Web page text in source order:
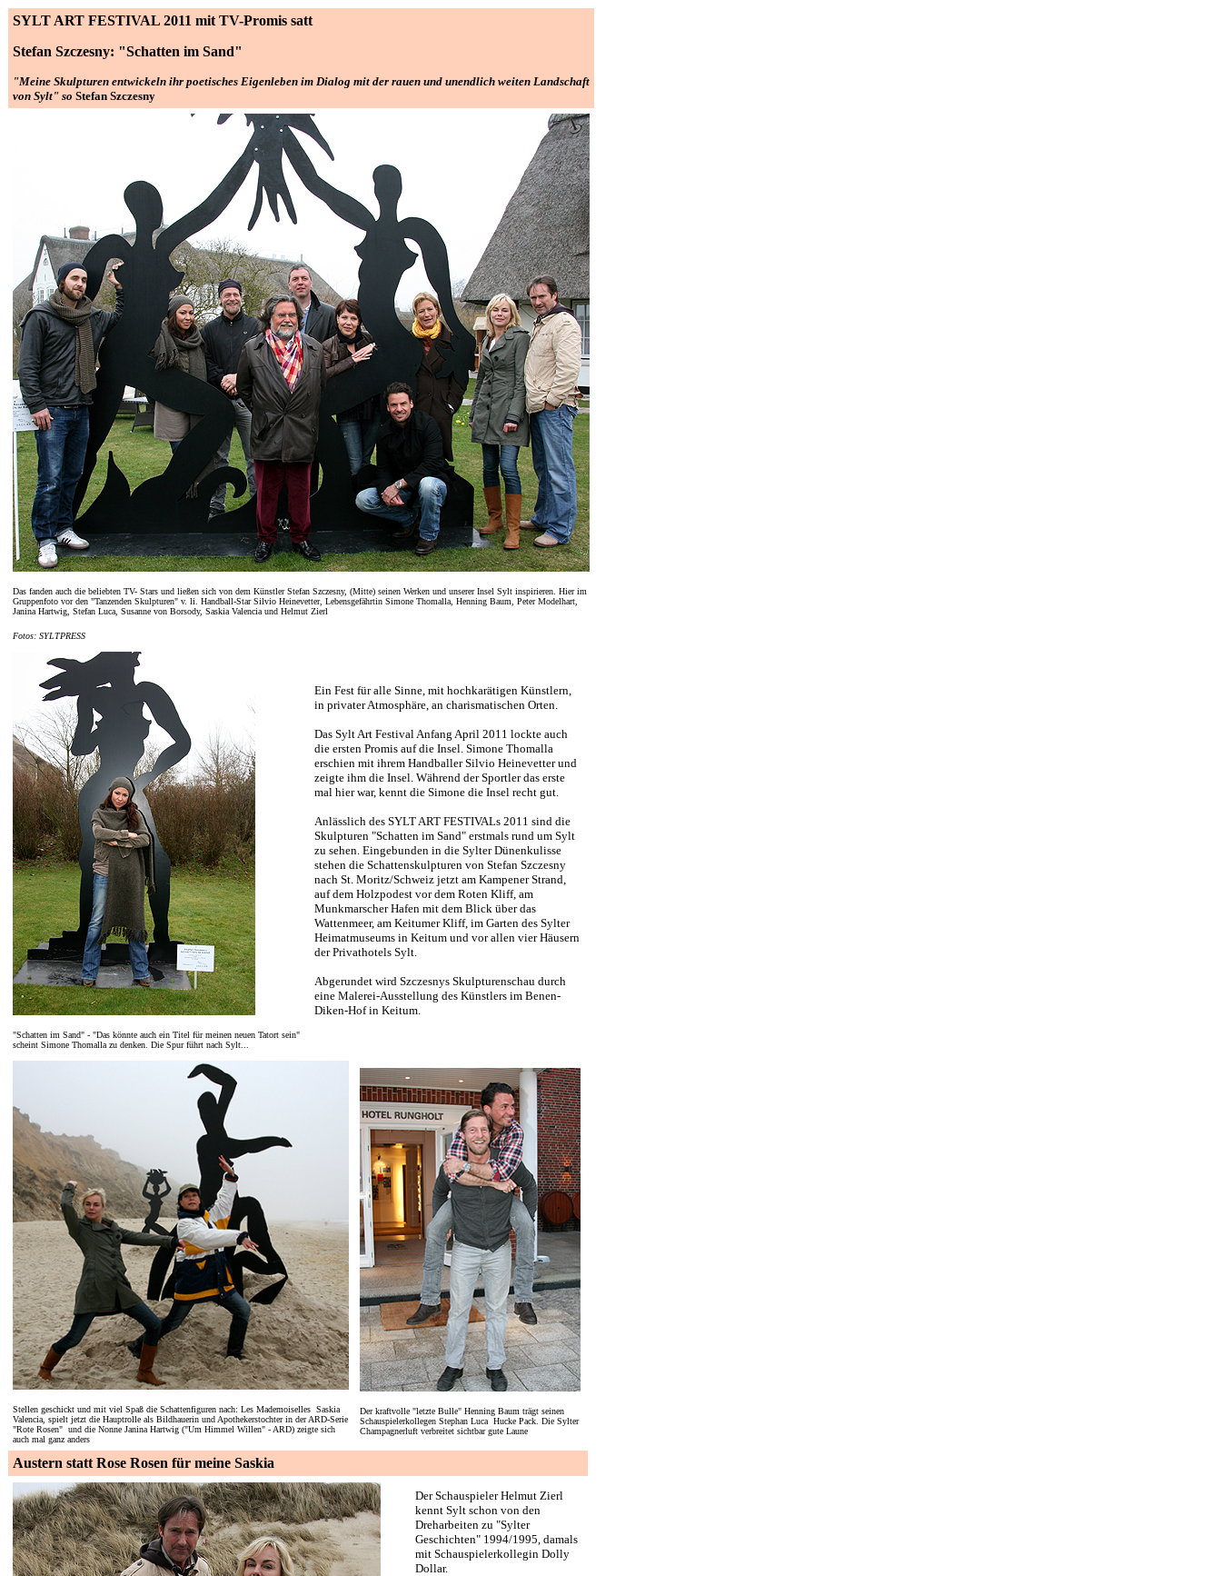
SYLT ART FESTIVAL 2011 mit TV-Promis satt
Stefan Szczesny: "Schatten im Sand"
"Meine Skulpturen entwickeln ihr poetisches Eigenleben im Dialog mit der rauen und unendlich weiten Landschaft
von Sylt" so Stefan Szczesny
Das fanden auch die beliebten TV- Stars und ließen sich von dem Künstler Stefan Szczesny, (Mitte) seinen Werken und unserer Insel Sylt inspirieren. Hier im
Gruppenfoto vor den "Tanzenden Skulpturen" v. li. Handball-Star Silvio Heinevetter, Lebensgefährtin Simone Thomalla, Henning Baum, Peter Modelhart,
Janina Hartwig, Stefan Luca, Susanne von Borsody, Saskia Valencia und Helmut Zierl
Fotos: SYLTPRESS
"Schatten im Sand" - "Das könnte auch ein Titel für meinen neuen Tatort sein"
scheint Simone Thomalla zu denken. Die Spur führt nach Sylt...
Ein Fest für alle Sinne, mit hochkarätigen Künstlern,
in privater Atmosphäre, an charismatischen Orten.
Das Sylt Art Festival Anfang April 2011 lockte auch
die ersten Promis auf die Insel. Simone Thomalla
erschien mit ihrem Handballer Silvio Heinevetter und
zeigte ihm die Insel. Während der Sportler das erste
mal hier war, kennt die Simone die Insel recht gut.
Anlässlich des SYLT ART FESTIVALs 2011 sind die
Skulpturen "Schatten im Sand" erstmals rund um Sylt
zu sehen. Eingebunden in die Sylter Dünenkulisse
stehen die Schattenskulpturen von Stefan Szczesny
nach St. Moritz/Schweiz jetzt am Kampener Strand,
auf dem Holzpodest vor dem Roten Kliff, am
Munkmarscher Hafen mit dem Blick über das
Wattenmeer, am Keitumer Kliff, im Garten des Sylter
Heimatmuseums in Keitum und vor allen vier Häusern
der Privathotels Sylt.
Abgerundet wird Szczesnys Skulpturenschau durch
eine Malerei-Ausstellung des Künstlers im Benen-
Diken-Hof in Keitum.
Stellen geschickt und mit viel Spaß die Schattenfiguren nach: Les Mademoiselles Saskia
Valencia, spielt jetzt die Hauptrolle als Bildhauerin und Apothekerstochter in der ARD-Serie
"Rote Rosen" und die Nonne Janina Hartwig ("Um Himmel Willen" - ARD) zeigte sich
auch mal ganz anders
Der kraftvolle "letzte Bulle" Henning Baum trägt seinen
Schauspielerkollegen Stephan Luca Hucke Pack. Die Sylter
Champagnerluft verbreitet sichtbar gute Laune
Austern statt Rose Rosen für meine Saskia
Der Schauspieler Helmut Zierl
kennt Sylt schon von den
Dreharbeiten zu "Sylter
Geschichten" 1994/1995, damals
mit Schauspielerkollegin Dolly
Dollar.